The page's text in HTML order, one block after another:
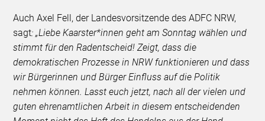
Auch Axel Fell, der Landesvorsitzende des ADFC NRW,
sagt: „Liebe Kaarster*innen geht am Sonntag wählen und
stimmt für den Radentscheid! Zeigt, dass die
demokratischen Prozesse in NRW funktionieren und dass
wir Bürgerinnen und Bürger Einfluss auf die Politik
nehmen können. Lasst euch jetzt, nach all der vielen und
guten ehrenamtlichen Arbeit in diesem entscheidenden